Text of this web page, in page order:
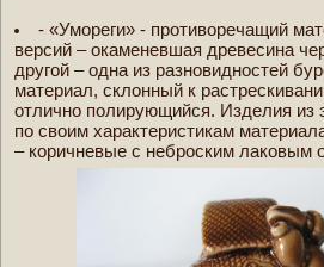
- «Умореги» - противоречащий
версий – окаменевшая древесина
другой – одна из разновидностей
материал, склонный к
отлично полирующийся. Изделия из
по своим характеристикам
– коричневые с неброским лаковым